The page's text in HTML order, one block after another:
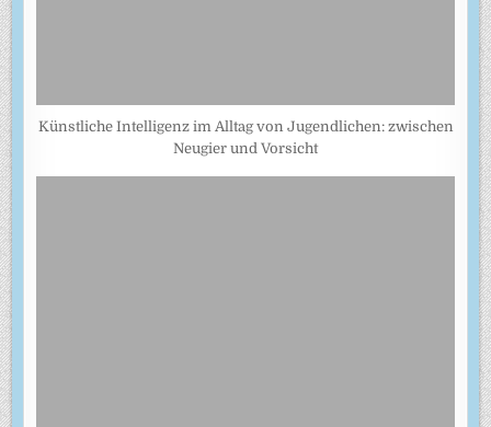
Künstliche Intelligenz im Alltag von Jugendlichen: zwischen
Neugier und Vorsicht